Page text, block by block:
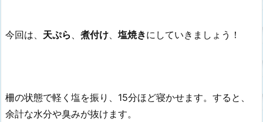
今回は、 天ぷら 、 煮付け、 塩焼きにしていきましょう！
柵の状態で軽く塩を振り、15分ほど寝かせます。すると、
余計な水分や臭みが抜けます。